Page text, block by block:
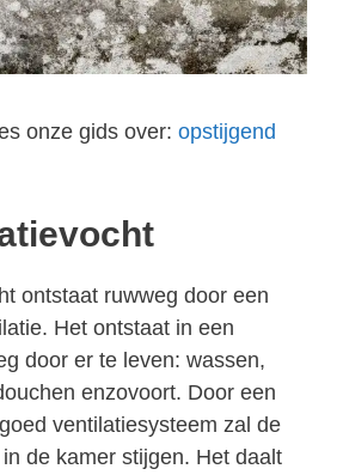
onze gids over: opstijgend
ontstaat ruwweg door een
Het ontstaat in een
door er te leven: wassen,
enzovoort. Door een
ventilatiesysteem zal de
de kamer stijgen. Het daalt